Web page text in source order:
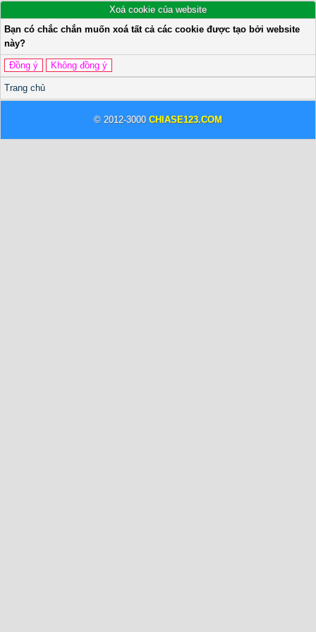
Xoá cookie của website
Bạn có chắc chắn muốn xoá tất cả các cookie được tạo bởi website
này?
Trang chủ
© 2012-3000 CHIASE123.COM